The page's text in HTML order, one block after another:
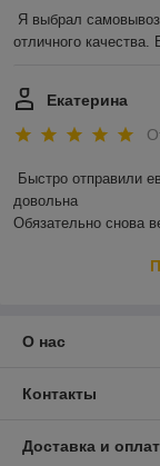
Я выбрал
отличного качества.
Екатерина
Быстро отправили
довольна
Обязательно снова
О нас
Контакты
Доставка и